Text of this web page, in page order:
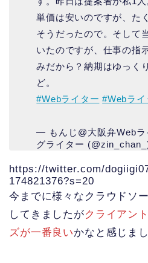
単価は安いのですが、た
そうだったので。そして
いたのですが、仕事の指
みだから？納期はゆっく
ど。
#Webライター #Webラ
— もんじ@大阪弁Web
グライター
https://twitter.com/
174821376?s=20
今までに様々なクラウドソ
してきましたがクライアン
ズが一番良いかなと感じまし